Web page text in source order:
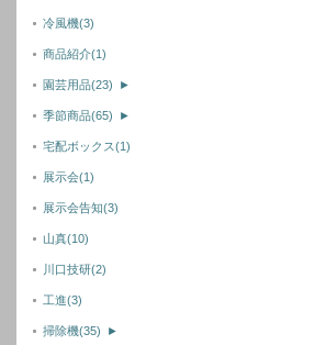
冷風機(3)
商品紹介(1)
園芸用品(23) ►
季節商品(65) ►
宅配ボックス(1)
展示会(1)
展示会告知(3)
山真(10)
川口技研(2)
工進(3)
掃除機(35) ►